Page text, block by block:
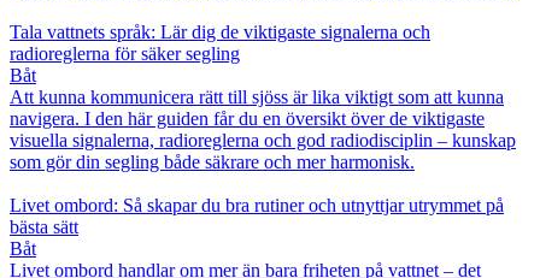
Tala vattnets språk: Lär dig de viktigaste signalerna och
radioreglerna för säker segling
Båt
Att kunna kommunicera rätt till sjöss är lika viktigt som att kunna
navigera. I den här guiden får du en översikt över de viktigaste
visuella signalerna, radioreglerna och god radiodisciplin – kunskap
som gör din segling både säkrare och mer harmonisk.
Livet ombord: Så skapar du bra rutiner och utnyttjar utrymmet på
bästa sätt
Båt
Livet ombord handlar om mer än bara friheten på vattnet – det